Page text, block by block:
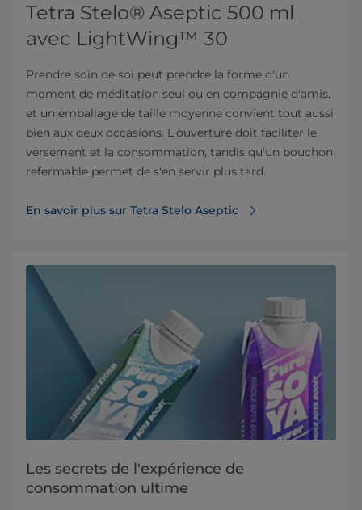
Tetra Stelo® Aseptic 500 ml
avec LightWing™ 30
Prendre soin de soi peut prendre la forme d'un
moment de méditation seul ou en compagnie d'amis,
et un emballage de taille moyenne convient tout aussi
bien aux deux occasions. L'ouverture doit faciliter le
versement et la consommation, tandis qu'un bouchon
refermable permet de s'en servir plus tard.
En savoir plus sur Tetra Stelo Aseptic
Les secrets de l'expérience de
consommation ultime